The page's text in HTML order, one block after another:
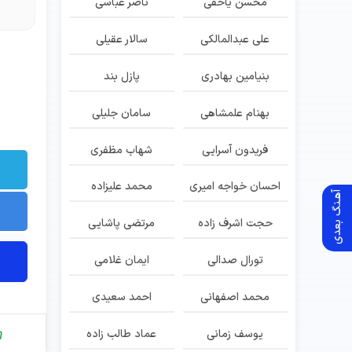
آهـنگ بعدی
علی عبدالمالکی سالار عقیلی
بنیامین بهادری پازل بند
بهنام علمشاهی سامان جلیلی
فریدون آسرایی شهاب مظفری
احسان خواجه امیری محمد علیزاده
حجت اشرف زاده مرتضی پاشایی
تورال صدالی ایمان غلامی
محمد اصفهانی احمد سعیدی
یوسف زمانی عماد طالب زاده